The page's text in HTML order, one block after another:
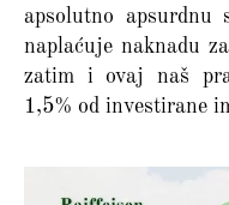
apsolutno
naplaćuje naknadu
zatim i ovaj naš
1,5% od investirane